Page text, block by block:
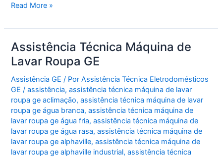
Assistência
GE
Horto
Florestal
Read More »
Assistência Técnica Máquina de
Lavar Roupa GE
Assistência GE / PorAssistência Técnica Eletrodomésticos
GE /assistência,assistência técnica máquina de lavar
roupa ge aclimação,assistência técnica máquina de lavar
roupa ge água branca,assistência técnica máquina de
lavar roupa ge água fria,assistência técnica máquina de
lavar roupa ge água rasa,assistência técnica máquina de
lavar roupa ge alphaville,assistência técnica máquina de
lavar roupa ge alphaville industrial,assistência técnica